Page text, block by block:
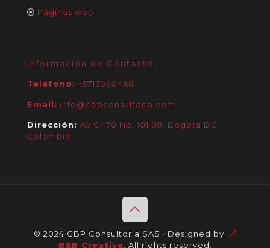
Páginas web
Información de Contacto
Teléfono: +5713948468
Email: info@cbpconsultoria.com
Dirección: Av Cr 70 No. 101 09, Bogotá DC,
Colombia
© 2024 CBP Consultoria SAS · Designed by:
B&B Creative . All rights reserved.